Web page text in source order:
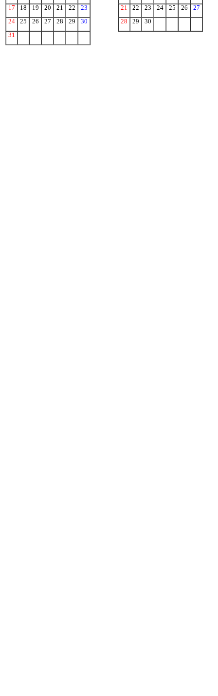
17 18 19 20 21 22
23
24
25 26 27 28 29
30
31
21 22 23 24 25 26
27
28
29 30